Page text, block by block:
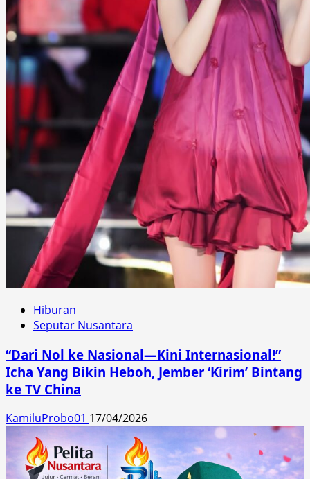
Hiburan
Seputar Nusantara
“Dari Nol ke Nasional—Kini Internasional!”
Icha Yang Bikin Heboh, Jember ‘Kirim’ Bintang
ke TV China
KamiluProbo01 17/04/2026